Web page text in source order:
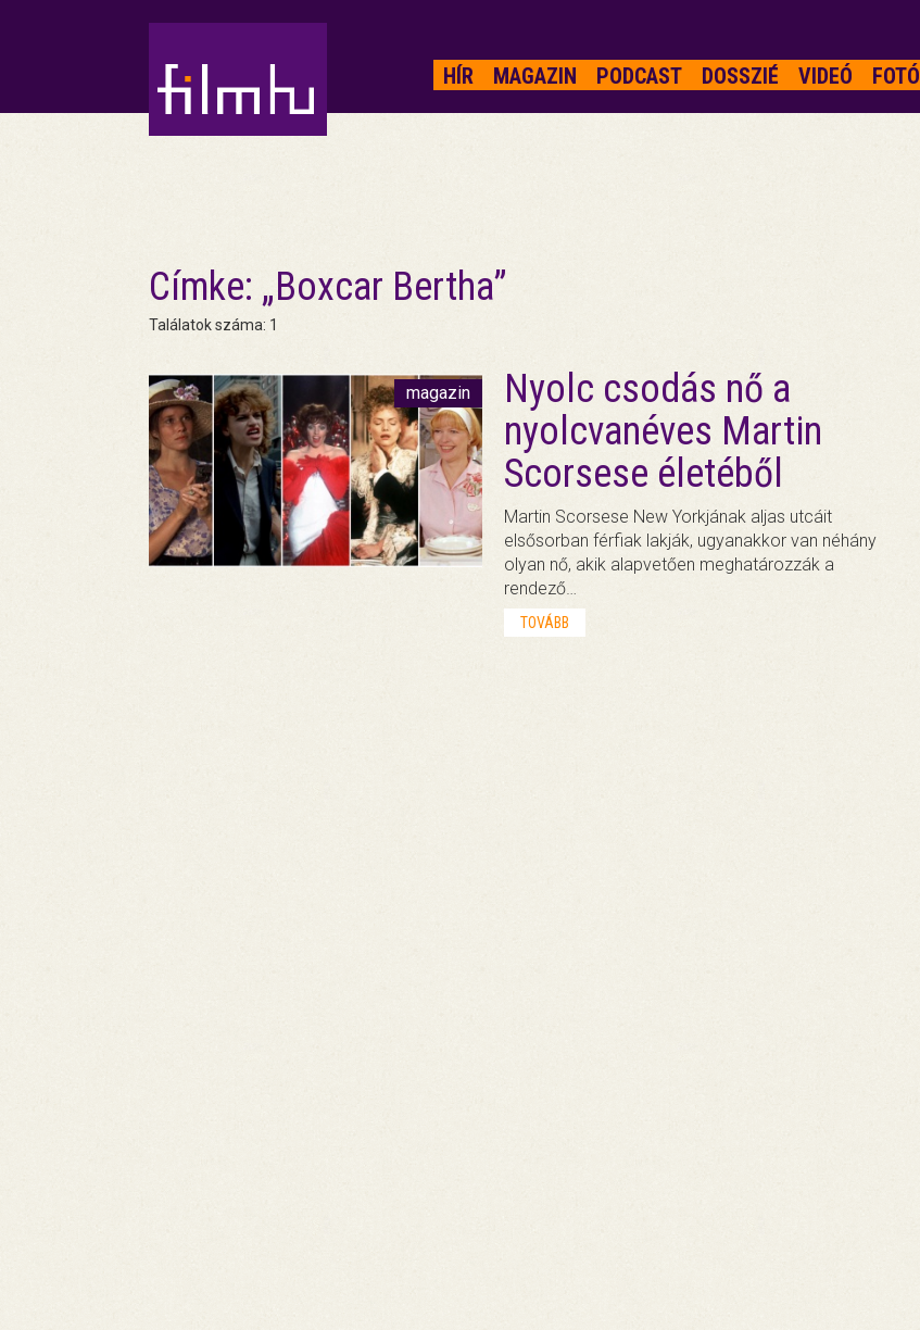
HÍR MAGAZIN PODCAST DOSSZIÉ VIDEÓ FOTÓ
Címke: „Boxcar Bertha”
Találatok száma: 1
magazin
Nyolc csodás nő a
nyolcvanéves Martin
Scorsese életéből
Martin Scorsese New Yorkjának aljas utcáit
elsősorban férfiak lakják, ugyanakkor van néhány
olyan nő, akik alapvetően meghatározzák a
rendező…
TOVÁBB